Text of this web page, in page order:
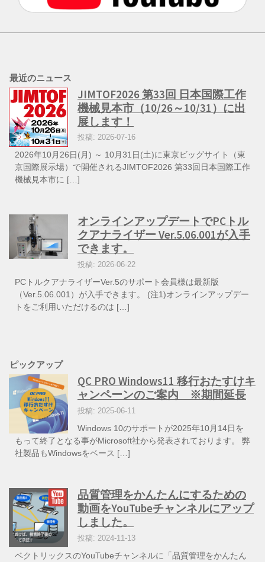
最近のニュース
JIMTOF2026 第33回 日本国際工作
機械見本市（10/26～10/31）に出
展します！
投稿: 2026-07-16
2026年10月26日(月) ～ 10月31日(土)に東京ビッグサイト（東
京国際展示場）で開催されるJIMTOF2026 第33回日本国際工作
機械見本市に […]
オンラインアップデートでPCトル
クアナライザー Ver.5.06.001が入手
できます。
投稿: 2026-06-22
PCトルクアナライザーVer.5のサポート会員様は最新版
（Ver.5.06.001）が入手できます。 (注1)オンラインアップデー
トをご利用いただけるのは […]
ピックアップ
QC PRO Windows11 移行おたすけキ
ャンペーンのご案内 ※期間延長
投稿: 2025-06-11
Windows 10のサポートが2025年10月14日を
もって終了となる事がMicrosoft社から発表されております。 弊
社製品もWindowsをベース […]
品質管理をかんたんにするための
動画をYouTubeチャンネルにアップ
しました。
投稿: 2024-11-13
ベクトリックスのYouTubeチャンネルに「品質管理をかんたん